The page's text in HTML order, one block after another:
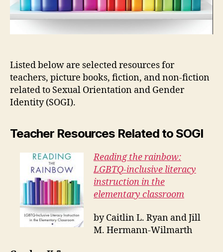
Listed below are selected resources for
teachers, picture books, fiction, and non-fiction
related to Sexual Orientation and Gender
Identity (SOGI).
Teacher Resources Related to SOGI
Reading the rainbow:
LGBTQ-inclusive literacy
instruction in the
elementary classroom
by Caitlin L. Ryan and Jill
M. Hermann-Wilmarth